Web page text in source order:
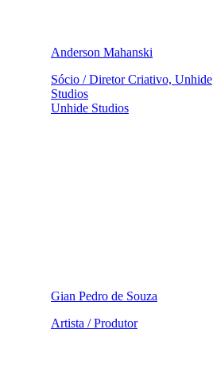
Anderson Mahanski
Sócio / Diretor Criativo, Unhide
Studios
Unhide Studios
Gian Pedro de Souza
Artista / Produtor